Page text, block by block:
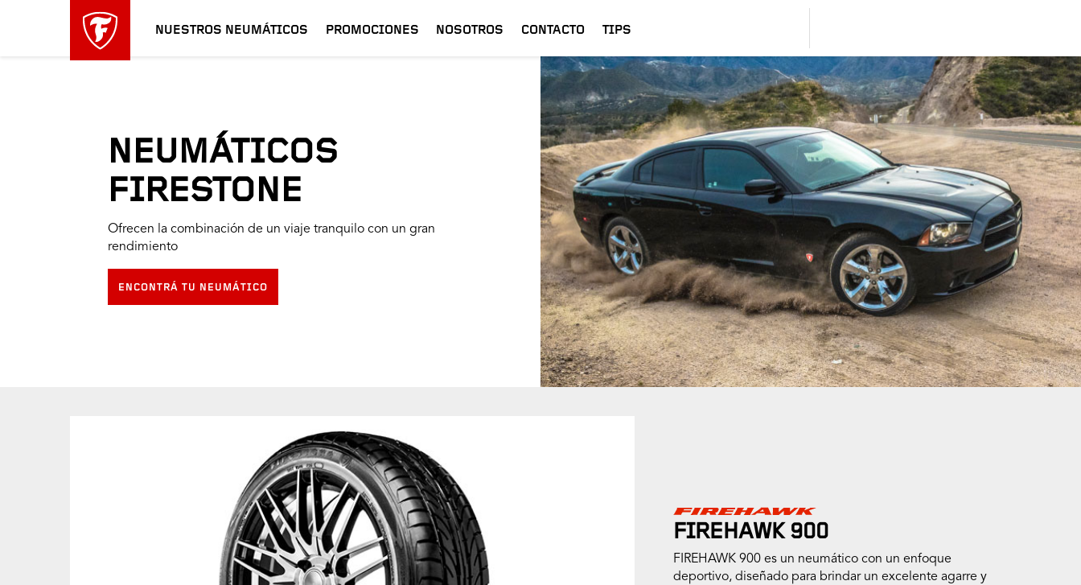
NUESTROS NEUMÁTICOS PROMOCIONES NOSOTROS CONTACTO TIPS
NEUMÁTICOS
FIRESTONE
Ofrecen la combinación de un viaje tranquilo con un gran
rendimiento
ENCONTRÁ TU NEUMÁTICO
FIREHAWK 900
FIREHAWK 900 es un neumático con un enfoque
deportivo, diseñado para brindar un excelente agarre y